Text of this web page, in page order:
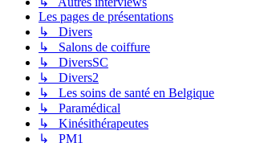
Les pages de présentations
↳ Divers
↳ Salons de coiffure
↳ DiversSC
↳ Divers2
↳ Les soins de santé en Belgique
↳ Paramédical
↳ Kinésithérapeutes
↳ PM1